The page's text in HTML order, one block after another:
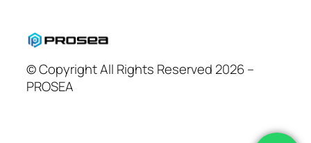
© Copyright All Rights Reserved 2026 –
PROSEA